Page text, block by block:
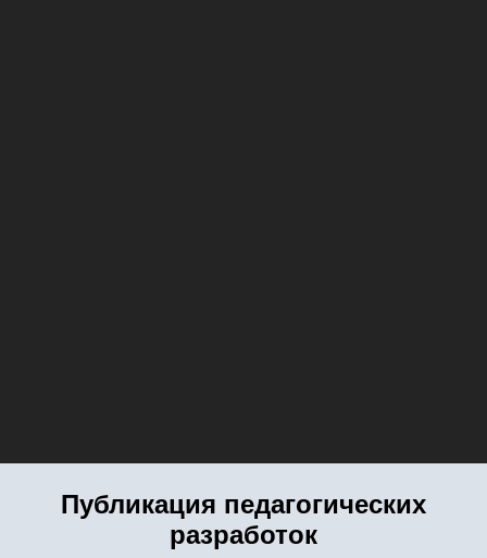
Публикация педагогических
разработок